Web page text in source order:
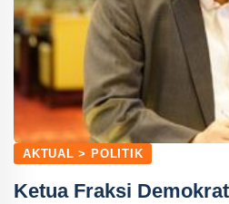
AKTUAL > POLITIK
Ketua Fraksi